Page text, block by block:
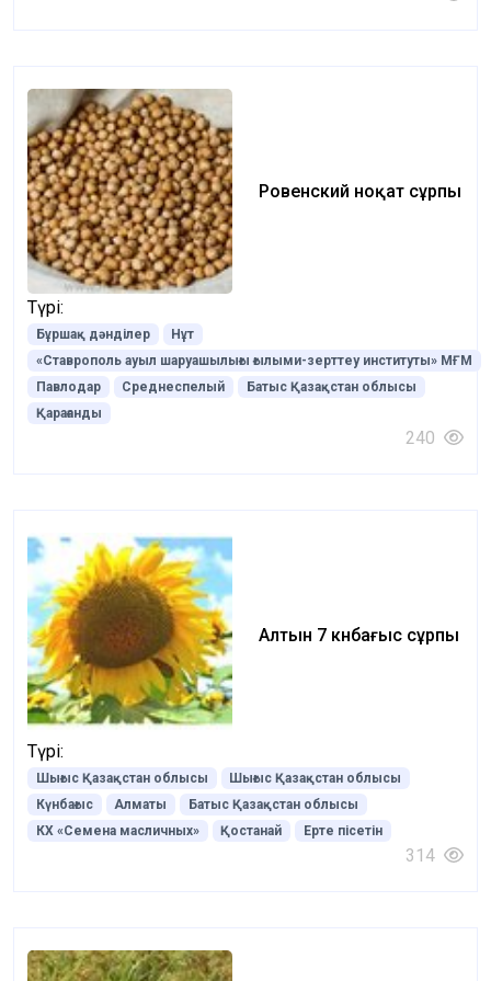
Ровенский ноқат сұрпы
Түрі:
Бұршақ дәнділер
Нұт
«Ставрополь ауыл шаруашылығы ғылыми-зерттеу институты» МҒМ
Павлодар
Среднеспелый
Батыс Қазақстан облысы
Қарағанды
240
Алтын 7 күнбағыс сұрпы
Түрі:
Шығыс Қазақстан облысы
Шығыс Қазақстан облысы
Күнбағыс
Алматы
Батыс Қазақстан облысы
КХ «Семена масличных»
Қостанай Ерте пісетін
314